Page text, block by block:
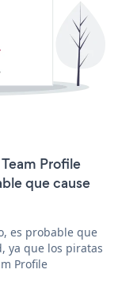
Profile
que cause
es probable que
ya que los piratas
Profile